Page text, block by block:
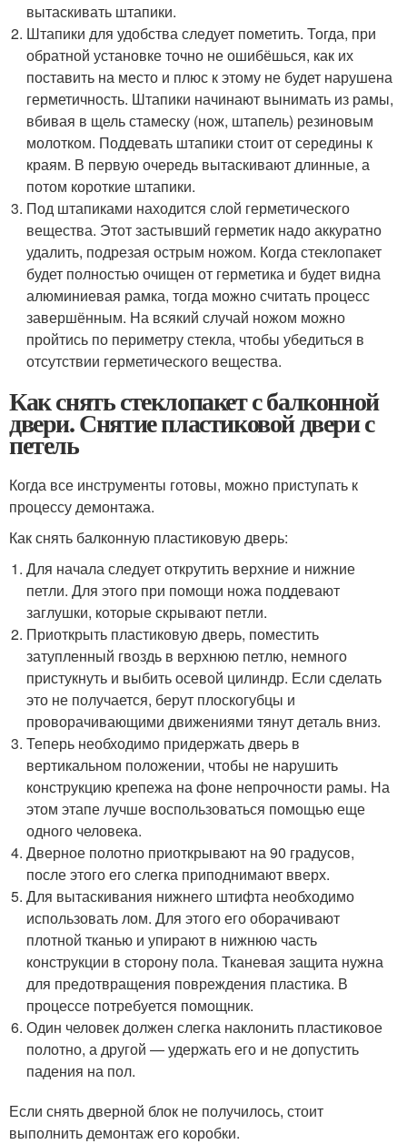
вытаскивать штапики.
Штапики для удобства следует пометить. Тогда, при
обратной установке точно не ошибёшься, как их
поставить на место и плюс к этому не будет нарушена
герметичность. Штапики начинают вынимать из рамы,
вбивая в щель стамеску (нож, штапель) резиновым
молотком. Поддевать штапики стоит от середины к
краям. В первую очередь вытаскивают длинные, а
потом короткие штапики.
Под штапиками находится слой герметического
вещества. Этот застывший герметик надо аккуратно
удалить, подрезая острым ножом. Когда стеклопакет
будет полностью очищен от герметика и будет видна
алюминиевая рамка, тогда можно считать процесс
завершённым. На всякий случай ножом можно
пройтись по периметру стекла, чтобы убедиться в
отсутствии герметического вещества.
Как снять стеклопакет с балконной
двери. Снятие пластиковой двери с
петель
Когда все инструменты готовы, можно приступать к
процессу демонтажа.
Как снять балконную пластиковую дверь:
Для начала следует открутить верхние и нижние
петли. Для этого при помощи ножа поддевают
заглушки, которые скрывают петли.
Приоткрыть пластиковую дверь, поместить
затупленный гвоздь в верхнюю петлю, немного
пристукнуть и выбить осевой цилиндр. Если сделать
это не получается, берут плоскогубцы и
проворачивающими движениями тянут деталь вниз.
Теперь необходимо придержать дверь в
вертикальном положении, чтобы не нарушить
конструкцию крепежа на фоне непрочности рамы. На
этом этапе лучше воспользоваться помощью еще
одного человека.
Дверное полотно приоткрывают на 90 градусов,
после этого его слегка приподнимают вверх.
Для вытаскивания нижнего штифта необходимо
использовать лом. Для этого его оборачивают
плотной тканью и упирают в нижнюю часть
конструкции в сторону пола. Тканевая защита нужна
для предотвращения повреждения пластика. В
процессе потребуется помощник.
Один человек должен слегка наклонить пластиковое
полотно, а другой — удержать его и не допустить
падения на пол.
Если снять дверной блок не получилось, стоит
выполнить демонтаж его коробки.